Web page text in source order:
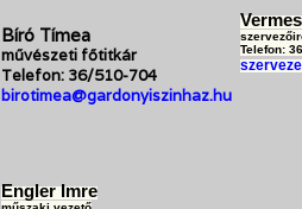
Bíró Tímea
művészeti főtitkár
Telefon: 36/510-704
birotimea@gardonyiszinhaz.hu
Telefon:
Engler Imre